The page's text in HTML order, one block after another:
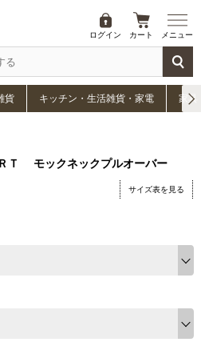
ログイン カート メニュー
貨 キッチン・生活雑貨・家電 家具
Ｔ モックネックプルオーバー
サイズ表を見る